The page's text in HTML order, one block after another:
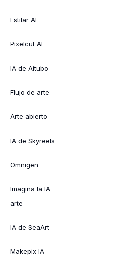
Estilar AI
Pixelcut AI
IA de Aitubo
Flujo de arte
Arte abierto
IA de Skyreels
Omnigen
Imagina la IA
arte
IA de SeaArt
Makepix IA